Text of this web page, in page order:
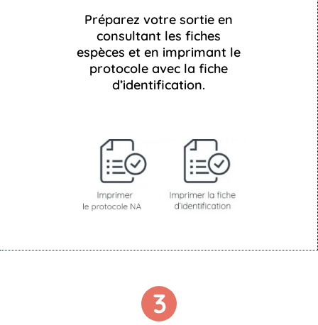
Préparez votre sortie en
consultant les fiches
espèces et en imprimant le
protocole avec la fiche
d’identification.
3